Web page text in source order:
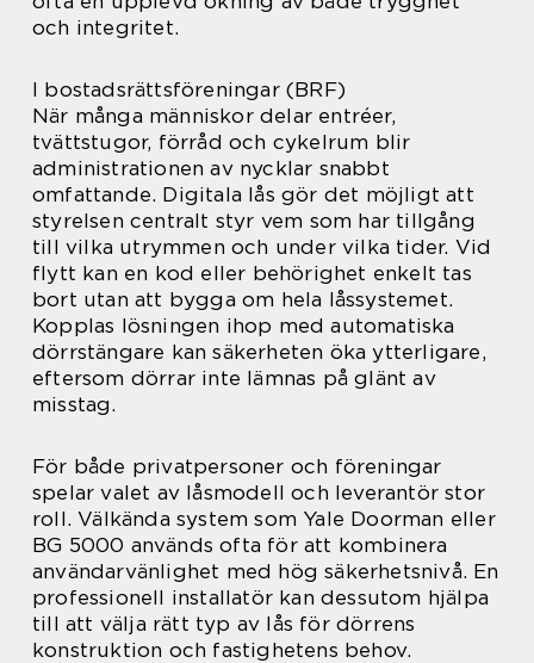
och integritet.
I bostadsrättsföreningar (BRF)
När många människor delar entréer,
tvättstugor, förråd och cykelrum blir
administrationen av nycklar snabbt
omfattande. Digitala lås gör det möjligt att
styrelsen centralt styr vem som har tillgång
till vilka utrymmen och under vilka tider. Vid
flytt kan en kod eller behörighet enkelt tas
bort utan att bygga om hela låssystemet.
Kopplas lösningen ihop med automatiska
dörrstängare kan säkerheten öka ytterligare,
eftersom dörrar inte lämnas på glänt av
misstag.
För både privatpersoner och föreningar
spelar valet av låsmodell och leverantör stor
roll. Välkända system som Yale Doorman eller
BG 5000 används ofta för att kombinera
användarvänlighet med hög säkerhetsnivå. En
professionell installatör kan dessutom hjälpa
till att välja rätt typ av lås för dörrens
konstruktion och fastighetens behov.